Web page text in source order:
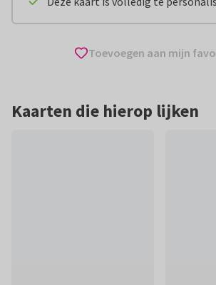
Toevoegen aan mijn
Kaarten die hierop lijken